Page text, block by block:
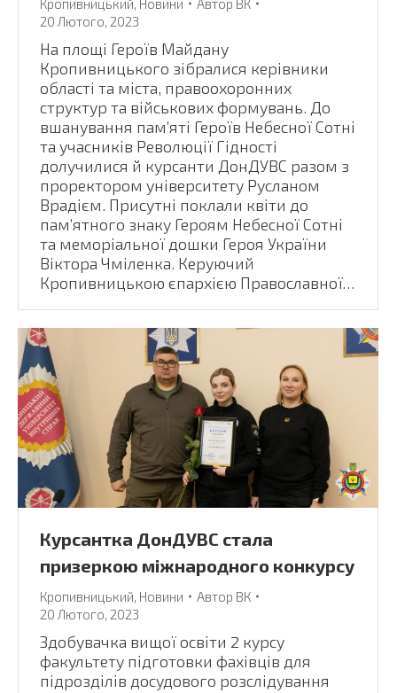
20 Лютого, 2023
На площі Героїв Майдану
Кропивницького зібралися керівники
області та міста, правоохоронних
структур та військових формувань. До
вшанування пам’яті Героїв Небесної Сотні
та учасників Революції Гідності
долучилися й курсанти ДонДУВС разом з
проректором університету Русланом
Врадієм. Присутні поклали квіти до
пам’ятного знаку Героям Небесної Сотні
та меморіальної дошки Героя України
Віктора Чміленка. Керуючий
Кропивницькою єпархією Православної…
Курсантка ДонДУВС стала
призеркою міжнародного конкурсу
Кропивницький, Новини Автор ВК
20 Лютого, 2023
Здобувачка вищої освіти 2 курсу
факультету підготовки фахівців для
підрозділів досудового розслідування